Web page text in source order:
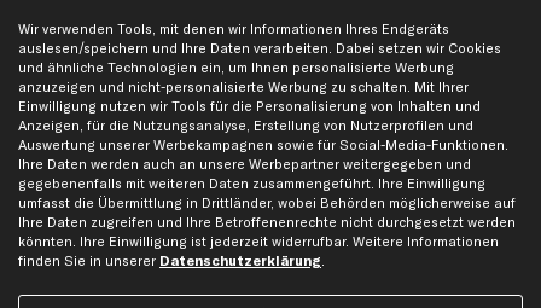
Jetzt APP Downloaden
kfzteile24 Newsletter
Alle Angebote, Rabatte & Specials.
Wir verwenden Tools, mit denen wir Informationen Ihres Endgeräts
auslesen/speichern und Ihre Daten verarbeiten. Dabei setzen wir Cookies
und ähnliche Technologien ein, um Ihnen personalisierte Werbung
anzuzeigen und nicht-personalisierte Werbung zu schalten. Mit Ihrer
Einwilligung nutzen wir Tools für die Personalisierung von Inhalten und
Anzeigen, für die Nutzungsanalyse, Erstellung von Nutzerprofilen und
Auswertung unserer Werbekampagnen sowie für Social-Media-Funktionen.
Ihre Daten werden auch an unsere Werbepartner weitergegeben und
gegebenenfalls mit weiteren Daten zusammengeführt. Ihre Einwilligung
umfasst die Übermittlung in Drittländer, wobei Behörden möglicherweise auf
Ihre Daten zugreifen und Ihre Betroffenenrechte nicht durchgesetzt werden
könnten. Ihre Einwilligung ist jederzeit widerrufbar. Weitere Informationen
finden Sie in unserer Datenschutzerklärung.